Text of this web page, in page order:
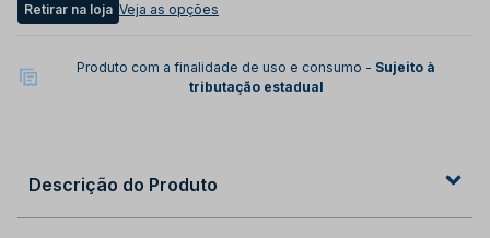
Retirar na loja Veja as opções
Produto com a finalidade de uso e consumo - Sujeito à
tributação estadual
Descrição do Produto